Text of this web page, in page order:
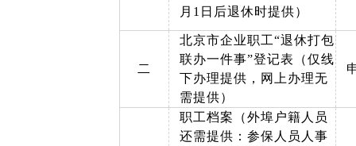
月1日后退休时提供）
二
北京市企业职工“退休打包
联办一件事”登记表（仅线
下办理提供，网上办理无
需提供）
职工档案（外埠户籍人员
还需提供：参保人员人事